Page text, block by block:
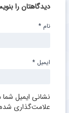
دیدگاهتان را
نشانی ایمیل
علامت‌گذاری
نام *
ایمیل *